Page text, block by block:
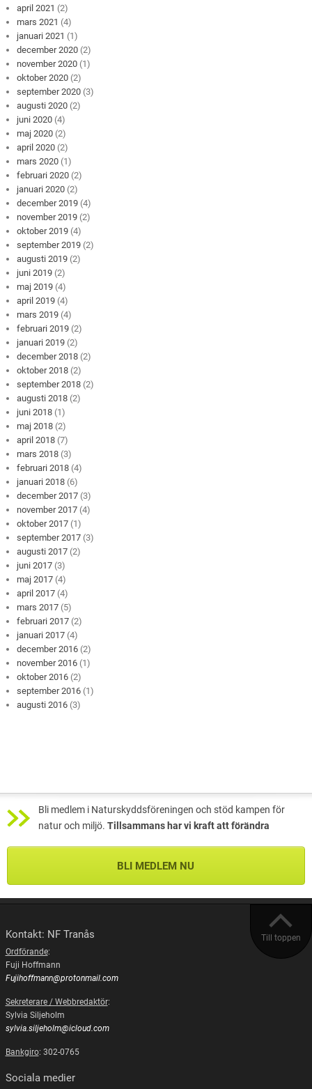
april 2021 (2)
mars 2021 (4)
januari 2021 (1)
december 2020 (2)
november 2020 (1)
oktober 2020 (2)
september 2020 (3)
augusti 2020 (2)
juni 2020 (4)
maj 2020 (2)
april 2020 (2)
mars 2020 (1)
februari 2020 (2)
januari 2020 (2)
december 2019 (4)
november 2019 (2)
oktober 2019 (4)
september 2019 (2)
augusti 2019 (2)
juni 2019 (2)
maj 2019 (4)
april 2019 (4)
mars 2019 (4)
februari 2019 (2)
januari 2019 (2)
december 2018 (2)
oktober 2018 (2)
september 2018 (2)
augusti 2018 (2)
juni 2018 (1)
maj 2018 (2)
april 2018 (7)
mars 2018 (3)
februari 2018 (4)
januari 2018 (6)
december 2017 (3)
november 2017 (4)
oktober 2017 (1)
september 2017 (3)
augusti 2017 (2)
juni 2017 (3)
maj 2017 (4)
april 2017 (4)
mars 2017 (5)
februari 2017 (2)
januari 2017 (4)
december 2016 (2)
november 2016 (1)
oktober 2016 (2)
september 2016 (1)
augusti 2016 (3)
Bli medlem i Naturskyddsföreningen och stöd kampen för
natur och miljö. Tillsammans har vi kraft att förändra
BLI MEDLEM NU
Till toppen
Kontakt: NF Tranås
Ordförande:
Fuji Hoffmann
Fujihoffmann@protonmail.com
Sekreterare / Webbredaktör:
Sylvia Siljeholm
sylvia.siljeholm@icloud.com
Bankgiro: 302-0765
Sociala medier